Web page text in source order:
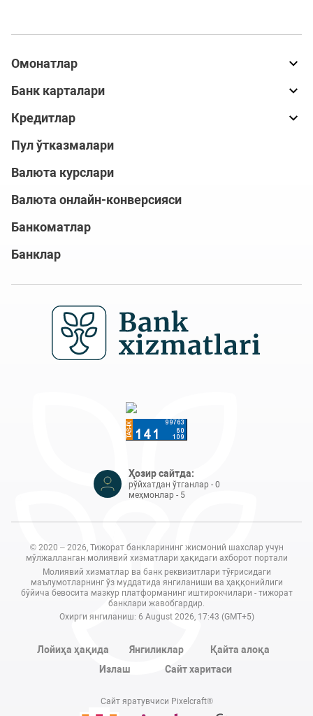
Омонатлар
Банк карталари
Кредитлар
Пул ўтказмалари
Валюта курслари
Валюта онлайн-конверсияси
Банкоматлар
Банклар
Ҳозир сайтда:
рўйхатдан ўтганлар - 0
меҳмонлар - 5
© 2020 – 2026, Тижорат банкларининг жисмоний шахслар учун
мўлжалланган молиявий хизматлари ҳақидаги ахборот портали
Молиявий хизматлар ва банк реквизитлари тўғрисидаги
маълумотларнинг ўз муддатида янгиланиши ва ҳаққонийлиги
бўйича бевосита мазкур платформанинг иштирокчилари - тижорат
банклари жавобгардир.
Охирги янгиланиш: 6 August 2026, 17:43 (GMT+5)
Лойиҳа ҳақида Янгиликлар
Қайта алоқа
Излаш
Сайт харитаси
Сайт яратувчиси Pixelcraft®